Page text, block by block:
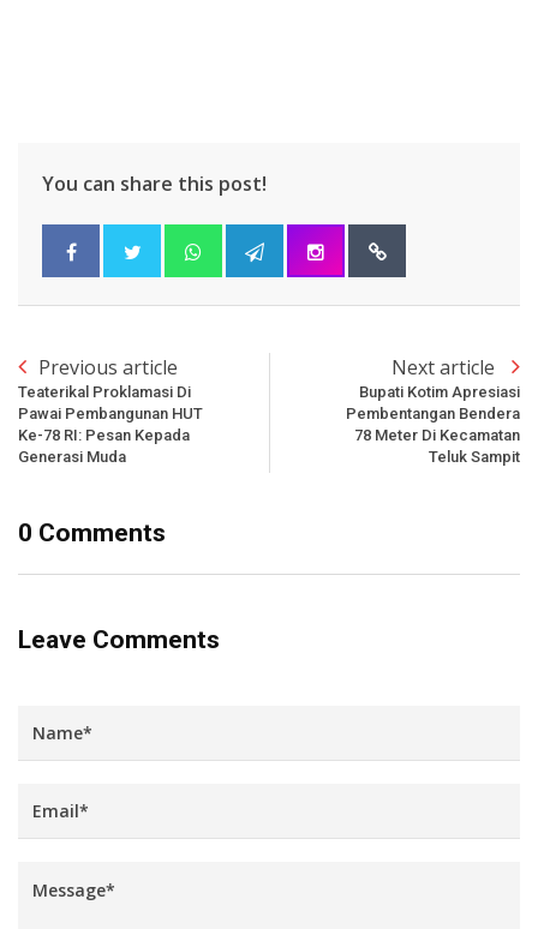
You can share this post!
Previous article
Teaterikal Proklamasi Di
Pawai Pembangunan HUT
Ke-78 RI: Pesan Kepada
Generasi Muda
Next article
Bupati Kotim Apresiasi
Pembentangan Bendera
78 Meter Di Kecamatan
Teluk Sampit
0 Comments
Leave Comments